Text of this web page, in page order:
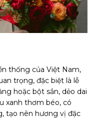
thống của Việt Nam,
trọng, đặc biệt là lễ
hoặc bột sắn, dẻo dai
xanh thơm béo, có
tạo nên hương vị đặc